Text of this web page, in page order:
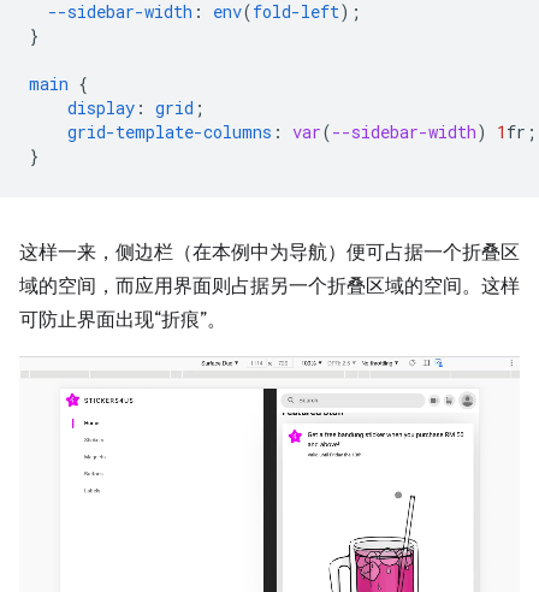
--sidebar-width : env(fold-left);
}
main {
display : grid ;
grid-template-columns : var(--sidebar-width) 1 fr ;
}
这样一来，侧边栏（在本例中为导航）便可占据一个折叠区
域的空间，而应用界面则占据另一个折叠区域的空间。这样
可防止界面出现“折痕”。